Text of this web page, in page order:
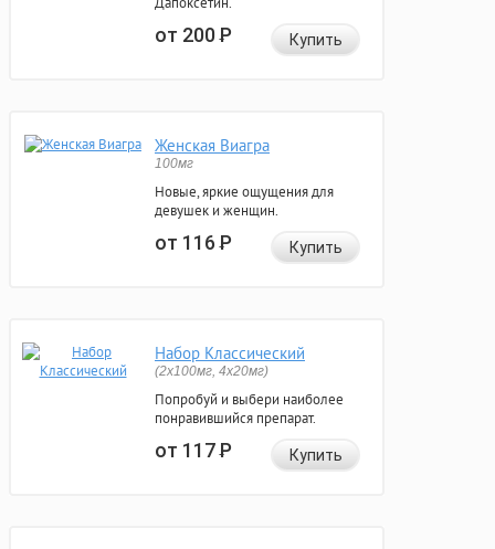
от 200Р Купить
Женская Виагра
100мг
Новые, яркие ощущения для
девушек и женщин.
от 116Р Купить
Набор Классический
(2x100мг, 4x20мг)
Попробуй и выбери наиболее
понравившийся препарат.
от 117Р Купить